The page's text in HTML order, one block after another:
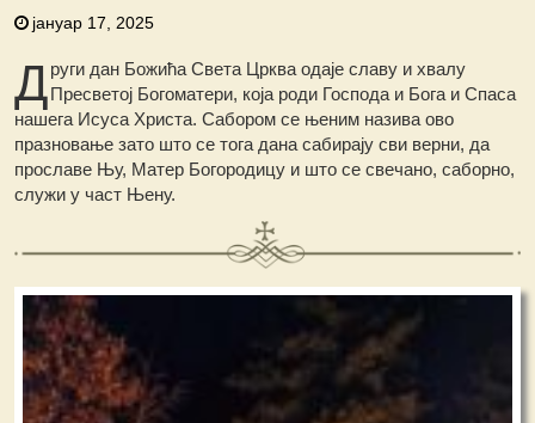
јануар 17, 2025
Други дан Божића Света Црква одаје славу и хвалу
Пресветој Богоматери, која роди Господа и Бога и Спаса
нашега Исуса Христа. Сабором се њеним назива ово
празновање зато што се тога дана сабирају сви верни, да
прославе Њу, Матер Богородицу и што се свечано, саборно,
служи у част Њену.